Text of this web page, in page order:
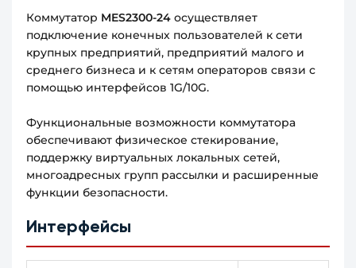
Коммутатор MES2300-24 осуществляет
подключение конечных пользователей к сети
крупных предприятий, предприятий малого и
среднего бизнеса и к сетям операторов связи с
помощью интерфейсов 1G/10G.
Функциональные возможности коммутатора
обеспечивают физическое стекирование,
поддержку виртуальных локальных сетей,
многоадресных групп рассылки и расширенные
функции безопасности.
Интерфейсы